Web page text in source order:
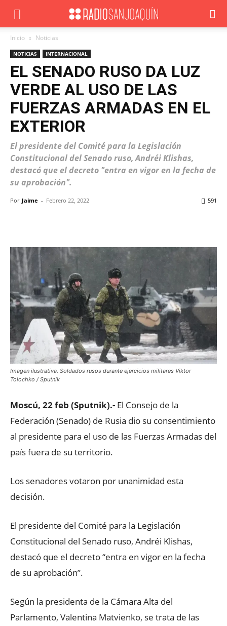
Inicio Noticias
NOTICIAS INTERNACIONAL
EL SENADO RUSO DA LUZ
VERDE AL USO DE LAS
FUERZAS ARMADAS EN EL
EXTERIOR
El presidente del Comité para la Legislación
Constitucional del Senado ruso, Andréi Klishas,
destacó que el decreto "entra en vigor en la fecha de
su aprobación".
Por Jaime - Febrero 22, 2022 591
Imagen ilustrativa. Soldados rusos durante ejercicios militares Viktor
Tolochko / Sputnik
Moscú, 22 feb (Sputnik).- El Consejo de la
Federación (Senado) de Rusia dio su consentimiento
al presidente para el uso de las Fuerzas Armadas del
país fuera de su territorio.
Los senadores votaron por unanimidad esta
decisión.
El presidente del Comité para la Legislación
Constitucional del Senado ruso, Andréi Klishas,
destacó que el decreto “entra en vigor en la fecha
de su aprobación”.
Según la presidenta de la Cámara Alta del
Parlamento, Valentina Matvienko, se trata de las